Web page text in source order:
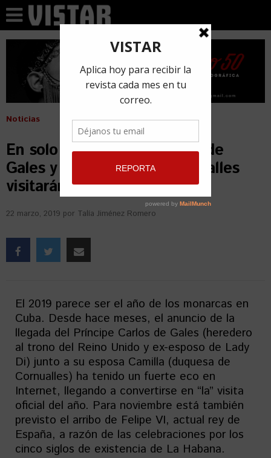
Noticias
En solo dos días el príncipe de
Gales y la duquesa de Cornualles
visitarán Cuba
22 marzo, 2019 por Talía Jiménez Romero
El 2019 parece ser el año de los monarcas en
Cuba. Desde hace meses, el anuncio de la
llegada del Príncipe Carlos de Gales (heredero
al trono del Reino Unido y ex-esposo de Lady
Di) junto a su esposa Camilla (duquesa de
Cornualles) ha tenido un fuerte eco en
Internet, llegando a convertirse en “la” visita
oficial del año. Para noviembre está también
previsto el arribo de Felipe VI, actual rey de
España, a razón de las celebraciones por los
cinco siglos de existencia de La Habana.